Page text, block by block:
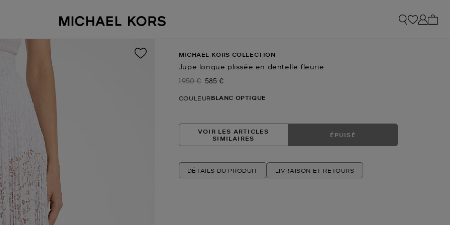
MICHAEL KORS COLLECTION
Jupe longue plissée en dentelle fleurie
Prix initial
1.950 € Prix actuel
585 €
COULEURBLANC OPTIQUE
VOIR LES ARTICLES
SIMILAIRES
ÉPUISÉ
DÉTAILS DU PRODUIT LIVRAISON ET RETOURS